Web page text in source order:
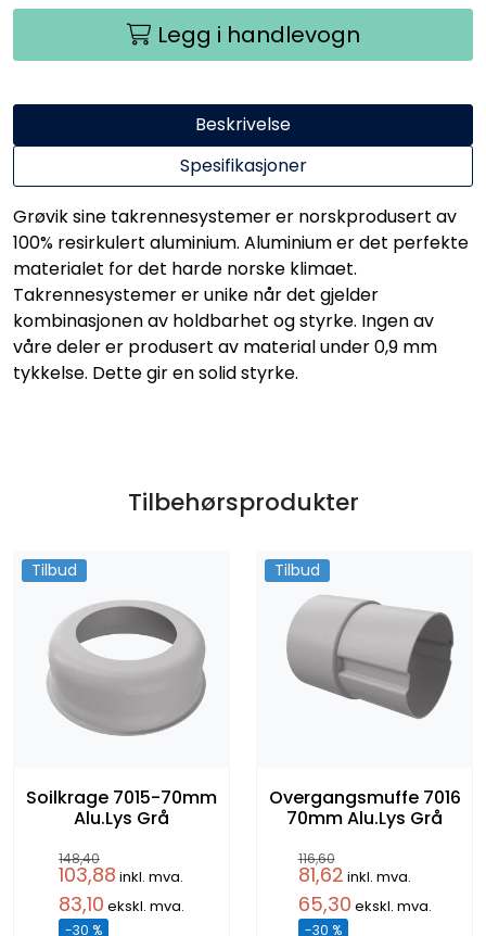
Legg i handlevogn
Beskrivelse
Spesifikasjoner
Grøvik sine takrennesystemer er norskprodusert av
100% resirkulert aluminium. Aluminium er det perfekte
materialet for det harde norske klimaet.
Takrennesystemer er unike når det gjelder
kombinasjonen av holdbarhet og styrke. Ingen av
våre deler er produsert av material under 0,9 mm
tykkelse. Dette gir en solid styrke.
Tilbehørsprodukter
Tilbud
Soilkrage 7015-70mm
Alu.Lys Grå
148,40
103,88 inkl. mva.
83,10 ekskl. mva.
-30 %
Tilbud
Overgangsmuffe 7016
70mm Alu.Lys Grå
116,60
81,62 inkl. mva.
65,30 ekskl. mva.
-30 %